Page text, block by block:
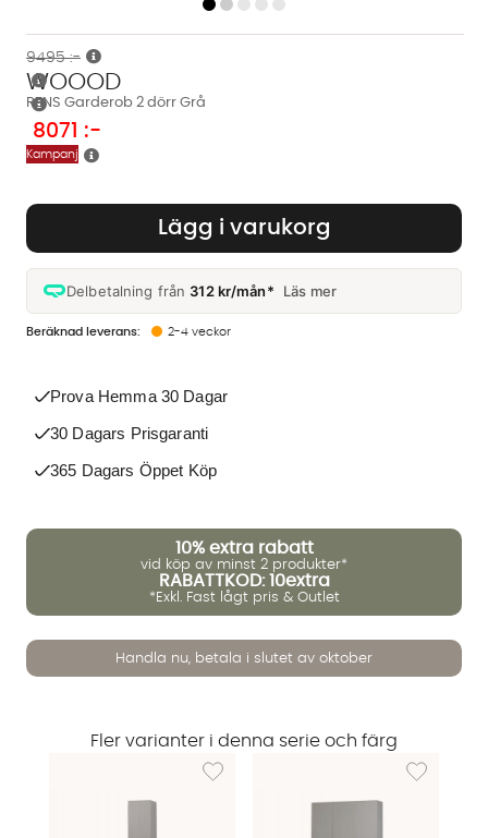
RENS Garderob 2 dörr Grå
WOOOD
8071 :-
9495 :-
Kampanj
Lägg i varukorg
Delbetalning från 312 kr/mån* Läs mer
2-4 veckor
Prova Hemma 30 Dagar
30 Dagars Prisgaranti
365 Dagars Öppet Köp
10% extra rabatt
vid köp av minst 2 produkter*
RABATTKOD: 10extra
*Exkl. Fast lågt pris & Outlet
Handla nu, betala i slutet av oktober
Fler varianter i denna serie och färg
Lägg till i önskelista: RENS Garderob 1 dörr
Lägg till i
Vi använder AI för att svara på dina frågor. Konversationen
Jag godkänner att konversationen sparas
Starta chatten